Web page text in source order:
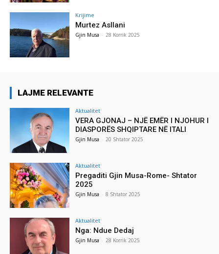
Krijime
Murtez Asllani
Gjin Musa - 28 Korrik 2025
LAJME RELEVANTE
Aktualitet
VERA GJONAJ – NJË EMËR I NJOHUR I
DIASPORËS SHQIPTARE NË ITALI
Gjin Musa - 20 Shtator 2025
Aktualitet
Pregaditi Gjin Musa-Rome- Shtator
2025
Gjin Musa - 8 Shtator 2025
Aktualitet
Nga: Ndue Dedaj
Gjin Musa - 28 Korrik 2025